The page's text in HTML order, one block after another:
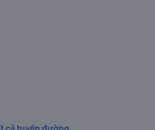
cả tuyến đường